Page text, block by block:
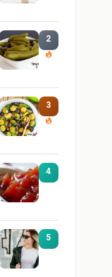
2
3
4
5